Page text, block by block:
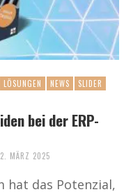
LÖSUNGEN NEWS
SLIDER
bei der ERP-
MÄRZ 2025
hat das Potenzial,